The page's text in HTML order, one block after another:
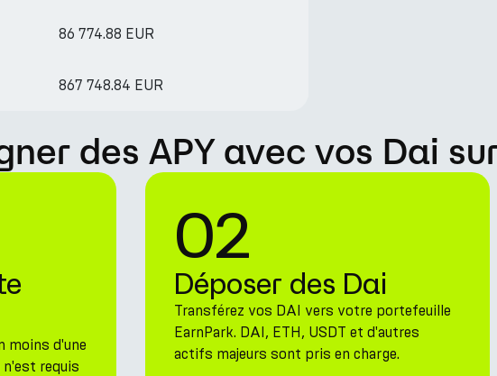
86 774.88 EUR
867 748.84 EUR
des APY avec vos Dai
moins d'une
requis
02
Déposer des Dai
Transférez vos DAI vers votre portefeuille
EarnPark. DAI, ETH, USDT et d'autres
actifs majeurs sont pris en charge.